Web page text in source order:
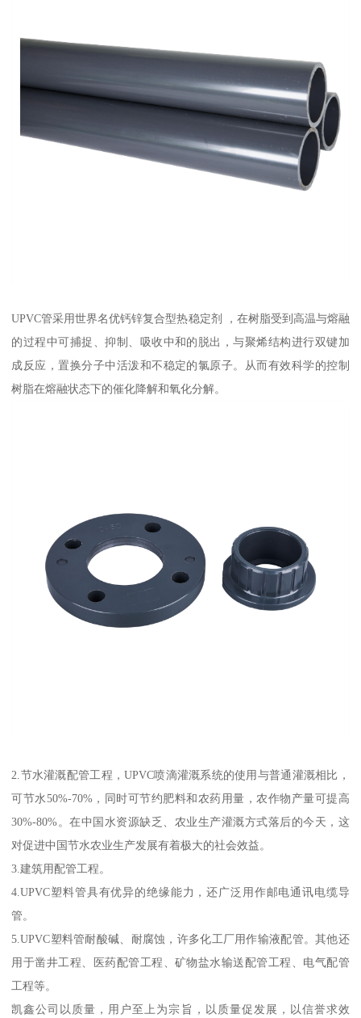
UPVC管采用世界名优钙锌复合型热稳定剂 ，在树脂受到高温与熔融
的过程中可捕捉、抑制、吸收中和的脱出，与聚烯结构进行双键加
成反应，置换分子中活泼和不稳定的氯原子。从而有效科学的控制
树脂在熔融状态下的催化降解和氧化分解。
2.节水灌溉配管工程，UPVC喷滴灌溉系统的使用与普通灌溉相比，
可节水50%-70%，同时可节约肥料和农药用量，农作物产量可提高
30%-80%。在中国水资源缺乏、农业生产灌溉方式落后的今天，这
对促进中国节水农业生产发展有着极大的社会效益。
3.建筑用配管工程。
4.UPVC塑料管具有优异的绝缘能力，还广泛用作邮电通讯电缆导
管。
5.UPVC塑料管耐酸碱、耐腐蚀，许多化工厂用作输液配管。其他还
用于凿井工程、医药配管工程、矿物盐水输送配管工程、电气配管
工程等。
凯鑫公司以质量，用户至上为宗旨，以质量促发展，以信誉求效